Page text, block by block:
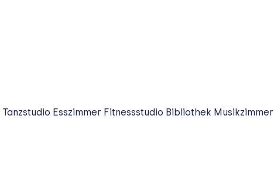
Tanzstudio Esszimmer Fitnessstudio Bibliothek Musikzimmer